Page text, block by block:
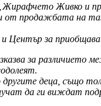
Живко и
продажбата на
Център за
за различието
другите деца, също
да ги виждат